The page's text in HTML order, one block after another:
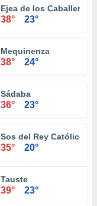
Ejea de los Caballeros
38° 23°
Mequinenza
38° 24°
Sádaba
36° 23°
Sos del Rey Católico
35° 20°
Tauste
39° 23°